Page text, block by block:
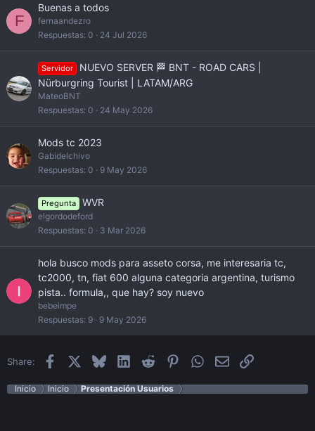
F
Buenas a todos
fernaandezro
Respuestas 0 24 Jul 2026
Servidor
NUEVO SERVER 🏁 BNT - ROAD CARS |
Nürburgring Tourist | LATAM/ARG
MateoBNT
Respuestas 0 24 May 2026
Mods tc 2023
Gabidelchivo
Respuestas 0 9 May 2026
Pregunta WVR
elgordodeford
Respuestas 0 3 Mar 2026
hola busco mods para asseto corsa, me interesaria tc,
tc2000, tn, fiat 600 alguna categoria argentina, turismo
pista.. formula,, que hay? soy nuevo
bebeimpe
Respuestas 9 9 May 2026
Share: Facebook BlueskyLinkedInReddit PinterestWhatsApp
EmailEnlace
Inicio Inicio Presentación Usuarios